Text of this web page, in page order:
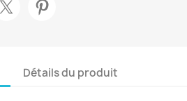
Détails du produit